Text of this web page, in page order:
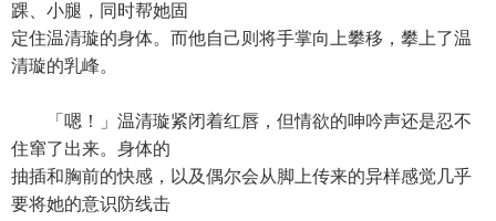
踝、小腿，同时帮她固
定住温清璇的身体。而他自己则将手掌向上攀移，攀上了温
清璇的乳峰。
「嗯！」温清璇紧闭着红唇，但情欲的呻吟声还是忍不
住窜了出来。身体的
抽插和胸前的快感，以及偶尔会从脚上传来的异样感觉几乎
要将她的意识防线击